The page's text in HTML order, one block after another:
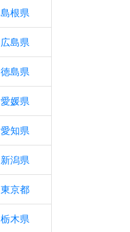
島根県
広島県
徳島県
愛媛県
愛知県
新潟県
東京都
栃木県